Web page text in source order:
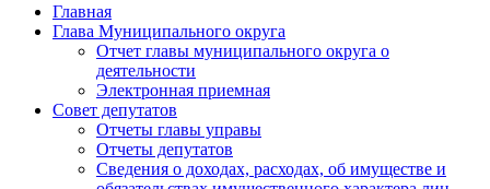
Главная
Глава Муниципального округа
Отчет главы муниципального округа о
деятельности
Электронная приемная
Совет депутатов
Отчеты главы управы
Отчеты депутатов
Сведения о доходах, расходах, об имуществе и